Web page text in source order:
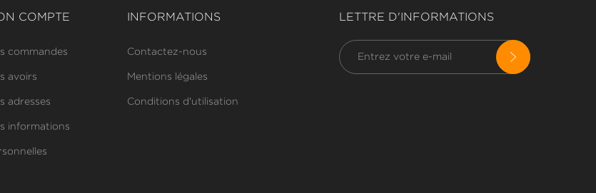
COMPTE
commandes
avoirs
adresses
informations
INFORMATIONS
Contactez-nous
Mentions légales
Conditions d'utilisation
LETTRE D'INFORMATIONS